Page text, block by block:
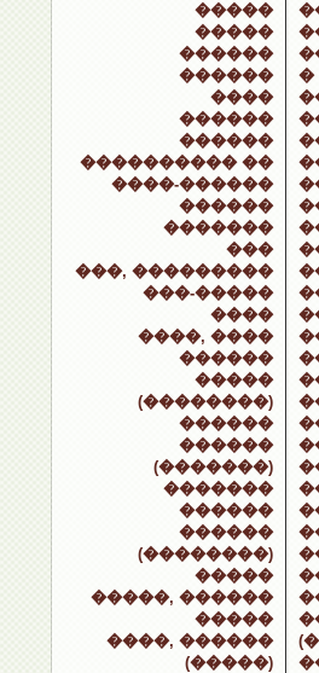
�����
�����
������
������
����
������
������
���������� ��
����-������
������
�������
���
���, ���������
���-�����
����
����, ����
������
�����
(��������)
������
������
(�������)
�������
������
������
(��������)
�����
�����, ������
�����
����, ������
(�����)
�